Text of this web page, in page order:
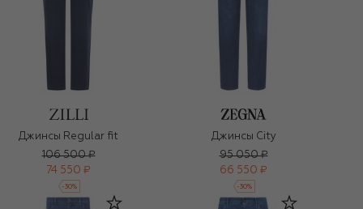
Джинсы Regular fit
106 500 ₽
74 550 ₽
-30%
Джинсы City
95 050 ₽
66 550 ₽
-30%